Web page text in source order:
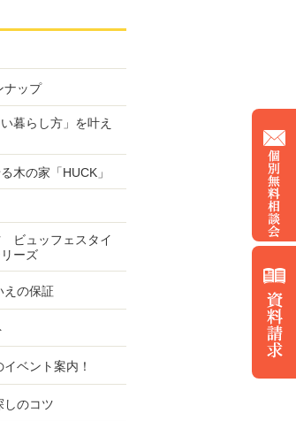
ナップ
い暮らし方」を叶え
木の家「HUCK」
ビュッフェスタイ
ーズ
えの保証
イベント案内！
しのコツ